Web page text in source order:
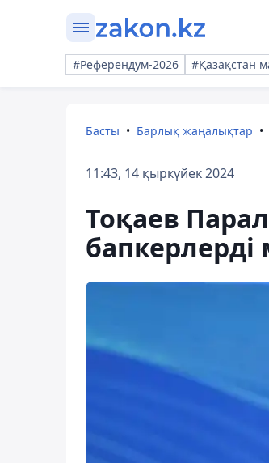
#Референдум-2026 #Қазақстан
Басты Барлық жаңалықтар
11:43, 14 қыркүйек 2024
Тоқаев